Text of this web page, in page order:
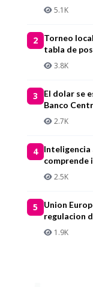
5.1K
2
Torneo
tabla de
3.8K
3
El dolar se
Banco
2.7K
4
Inteligencia
comprende
2.5K
5
Union
regulacion
1.9K